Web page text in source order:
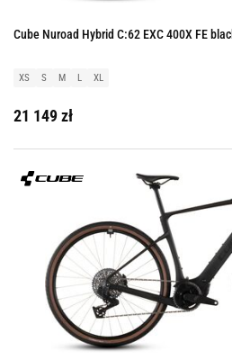
Cube Nuroad Hybrid C:62 EXC 400X FE
XS S M L XL
21 149 zł